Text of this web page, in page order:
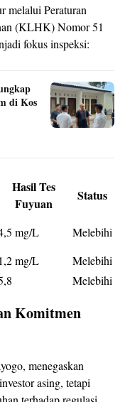
melalui Peraturan
(KLHK) Nomor 51
fokus inspeksi:
di Kos
Hasil Tes
Fuyuan
Status
mg/L
Melebihi
1,2 mg/L
Melebihi
Melebihi
Komitmen
menegaskan
asing, tetapi